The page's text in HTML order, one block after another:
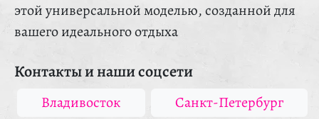
этой универсальной моделью, созданной для
вашего идеального отдыха
Контакты и наши соцсети
Владивосток Санкт-Петербург